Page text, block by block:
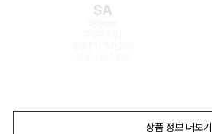
SA
상품 정보 더보기